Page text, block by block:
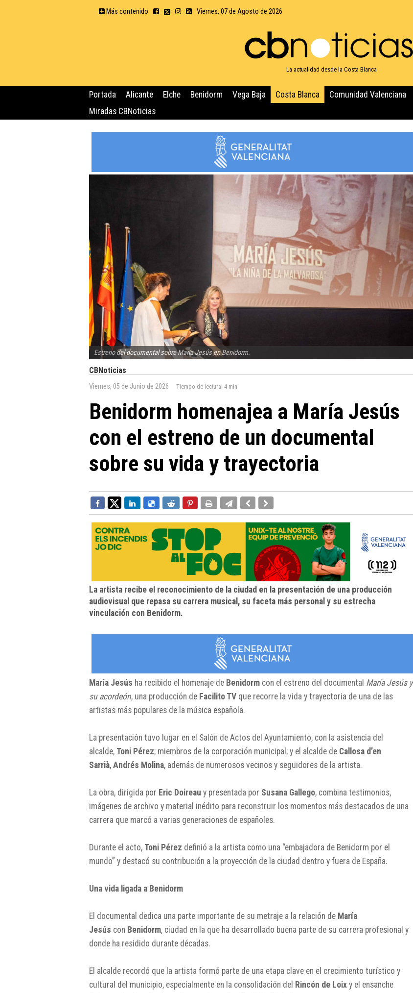
Más contenido Viernes, 07 de Agosto de 2026
La actualidad desde la Costa Blanca
Portada Alicante Elche Benidorm Vega Baja Costa Blanca Comunidad Valenciana
Miradas CBNoticias
Estreno del documental sobre María Jesús en Benidorm.
CBNoticias
Viernes, 05 de Junio de 2026 Tiempo de lectura: 4 min
Benidorm homenajea a María Jesús
con el estreno de un documental
sobre su vida y trayectoria
La artista recibe el reconocimiento de la ciudad en la presentación de una producción
audiovisual que repasa su carrera musical, su faceta más personal y su estrecha
vinculación con Benidorm.
María Jesús ha recibido el homenaje de Benidorm con el estreno del documental María Jesús y
su acordeón, una producción de Facilito TV que recorre la vida y trayectoria de una de las
artistas más populares de la música española.
La presentación tuvo lugar en el Salón de Actos del Ayuntamiento, con la asistencia del
alcalde, Toni Pérez; miembros de la corporación municipal; y el alcalde de Callosa d’en
Sarrià, Andrés Molina, además de numerosos vecinos y seguidores de la artista.
La obra, dirigida por Eric Doireau y presentada por Susana Gallego, combina testimonios,
imágenes de archivo y material inédito para reconstruir los momentos más destacados de una
carrera que marcó a varias generaciones de españoles.
Durante el acto, Toni Pérez definió a la artista como una “embajadora de Benidorm por el
mundo” y destacó su contribución a la proyección de la ciudad dentro y fuera de España.
Una vida ligada a Benidorm
El documental dedica una parte importante de su metraje a la relación de María
Jesús con Benidorm, ciudad en la que ha desarrollado buena parte de su carrera profesional y
donde ha residido durante décadas.
El alcalde recordó que la artista formó parte de una etapa clave en el crecimiento turístico y
cultural del municipio, especialmente en la consolidación del Rincón de Loix y el ensanche